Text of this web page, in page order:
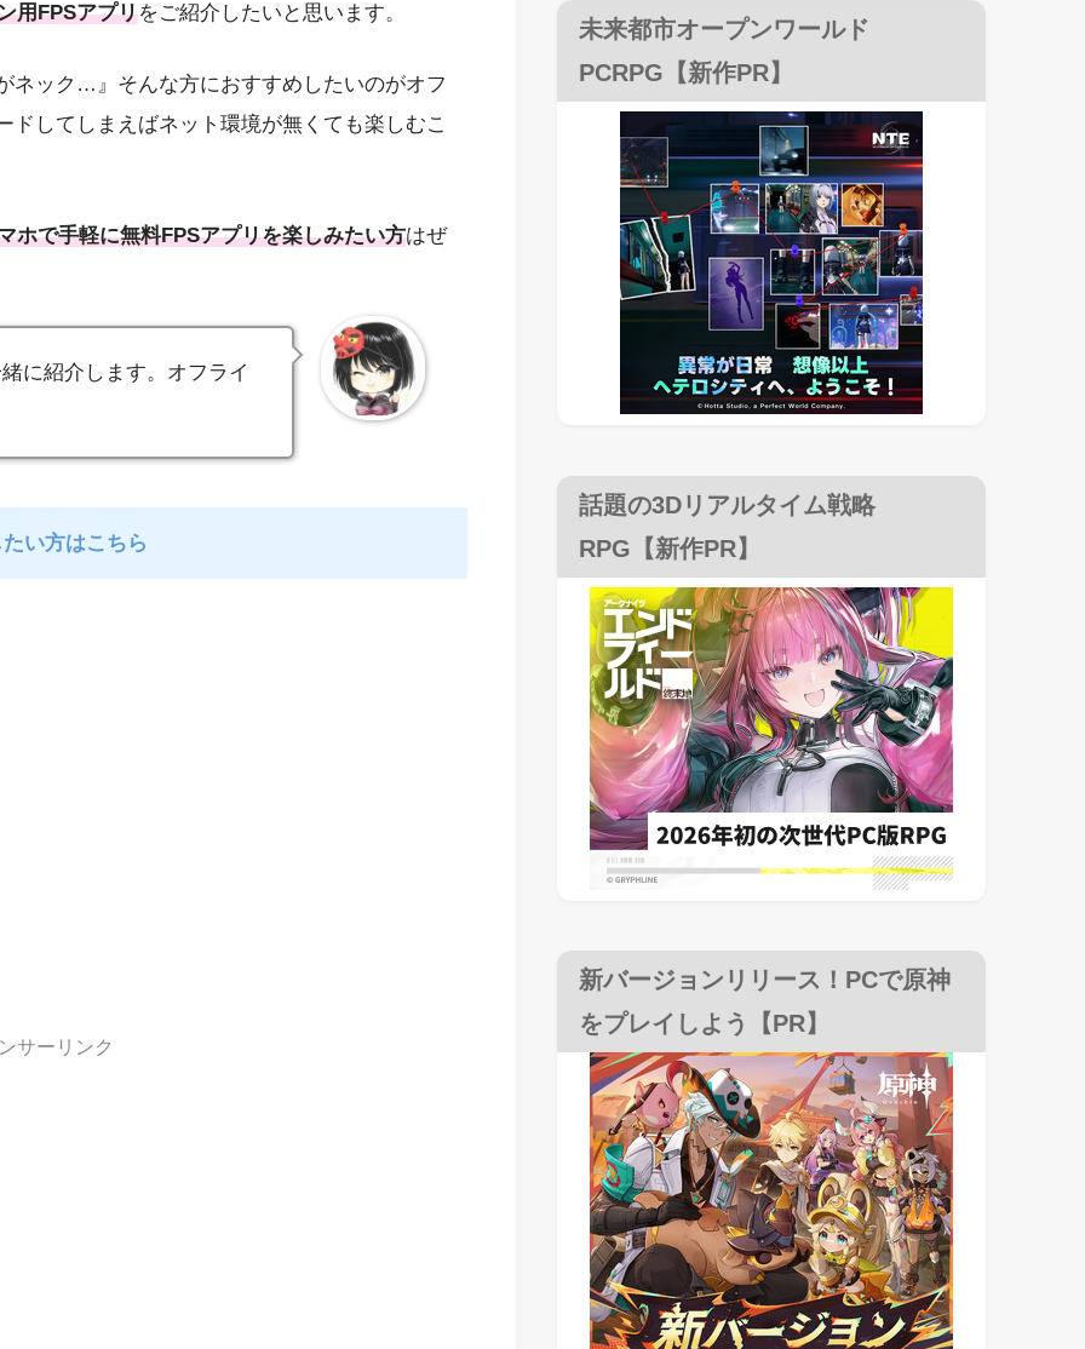
用FPSアプリをご紹介したいと思います。
ネック…』そんな方におすすめしたいのがオフ
ドしてしまえばネット環境が無くても楽しむこ
ホで手軽に無料FPSアプリを楽しみたい方はぜ
に紹介します。オフライ
い方はこちら
サーリンク
未来都市オープンワールド
PCRPG【新作PR】
話題の3Dリアルタイム戦略
RPG【新作PR】
新バージョンリリース！PCで原神
をプレイしよう【PR】